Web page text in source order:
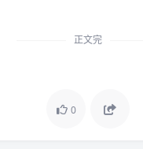
正文完
0